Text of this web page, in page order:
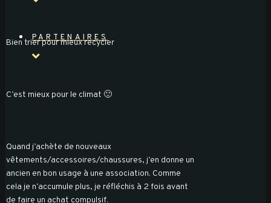
PARTENAIRES
Bien trier pour mieux recycler
C’est mieux pour le climat 🙂
Quand j’achète de nouveaux
vêtements/accessoires/chaussures, j’en donne un
ancien en bon usage à une association. Comme
cela je n’accumule plus, je réfléchis à 2 fois avant
de faire un achat compulsif.